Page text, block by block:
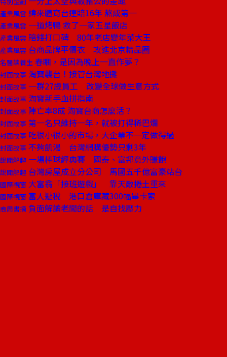
產業風雲 緯來體育台連賠16年 熬成第一
產業風雲 一道烤鴨 救了一家五星飯店
產業風雲 賠錢打口碑 80年老店變年菜大王
產業風雲 台商品牌平價衣 攻進北京精品圈
名醫談養生 春睏，是因為晚上一直作夢？
封面故事 淘寶襲台！接管台灣地攤
封面故事 一群27歲員工 改變全球做生意方式
封面故事 淘寶新手血拼指南
封面故事 陣亡率8成 淘寶台商怎麼活？
封面故事 第一名只維持一年，就被打得稀巴爛
封面故事 吃很小很小的市場，大企業不一定做得過
封面故事 不夠飢渴 台灣網購優勢只剩3年
說聞解趣 一場棒球經典賽 國泰、富邦意外賺飽
說聞解趣 台灣房屋成立分公司 馬國五千億富豪站台
國際視窗 大富翁「接班遊戲」 靠天敵捲土重來
國際視窗 富人避稅 港口倉庫藏300幅畢卡索
商周書摘 負面解讀老闆的話 是自找壓力